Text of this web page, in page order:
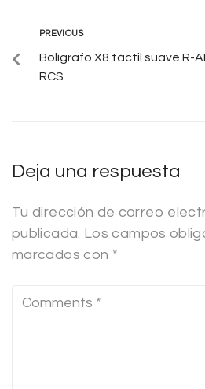
PREVIOUS
Bolígrafo X8 táctil suave R-
RCS
Deja una respuesta
Tu dirección de correo
publicada. Los campos
marcados con *